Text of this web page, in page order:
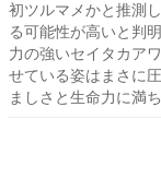
初ツルマメかと推測
る可能性が高いと判
力の強いセイタカア
せている姿はまさに
ましさと生命力に満